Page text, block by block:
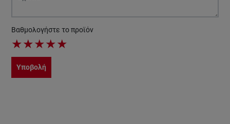
Βαθμολογήστε το προϊόν
★★★★★
Υποβολή